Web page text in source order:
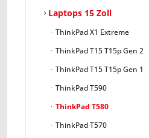
Laptops 15 Zoll
ThinkPad X1 Extreme
ThinkPad T15 T15p Gen 2
ThinkPad T15 T15p Gen 1
ThinkPad T590
ThinkPad T580
ThinkPad T570